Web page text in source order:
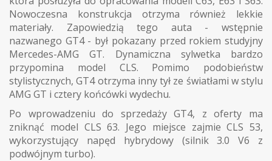
Nowoczesna konstrukcja otrzyma również lekkie
materiały. Zapowiedzią tego auta - wstępnie
nazwanego GT4 - był pokazany przed rokiem studyjny
Mercedes-AMG GT. Dynamiczna sylwetka bardzo
przypomina model CLS. Pomimo podobieństw
stylistycznych, GT4 otrzyma inny tył ze światłami w stylu
AMG GT i cztery końcówki wydechu.
Po wprowadzeniu do sprzedaży GT4, z oferty ma
zniknąć model CLS 63. Jego miejsce zajmie CLS 53,
wykorzystujący napęd hybrydowy (silnik 3.0 V6 z
podwójnym turbo).